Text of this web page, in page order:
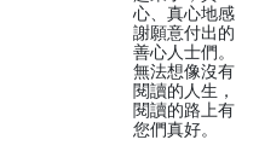
心、真心地感
謝願意付出的
善心人士們。
無法想像沒有
閱讀的人生，
閱讀的路上有
您們真好。